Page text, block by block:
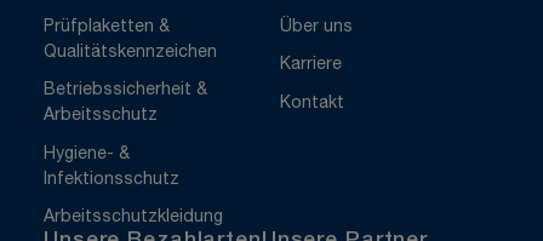
Prüfplaketten &
Qualitätskennzeichen
Betriebssicherheit &
Arbeitsschutz
Hygiene- &
Infektionsschutz
Arbeitsschutzkleidung
Über uns
Karriere
Kontakt